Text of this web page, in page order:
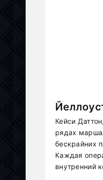
Кейси
рядах
бескрайних
Каждая
внутренний